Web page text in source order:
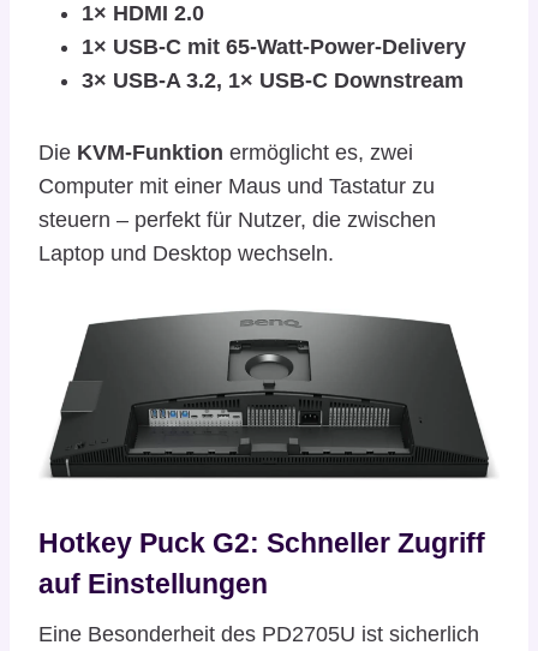
1× HDMI 2.0
1× USB-C mit 65-Watt-Power-Delivery
3× USB-A 3.2, 1× USB-C Downstream
Die KVM-Funktion ermöglicht es, zwei
Computer mit einer Maus und Tastatur zu
steuern – perfekt für Nutzer, die zwischen
Laptop und Desktop wechseln.
Hotkey Puck G2: Schneller Zugriff
auf Einstellungen
Eine Besonderheit des PD2705U ist sicherlich